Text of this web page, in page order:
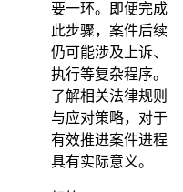
要一环。即便完成
此步骤，案件后续
仍可能涉及上诉、
执行等复杂程序。
了解相关法律规则
与应对策略，对于
有效推进案件进程
具有实际意义。